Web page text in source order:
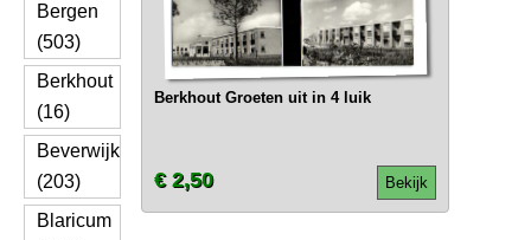
Bergen
(503)
Berkhout
(16)
Beverwijk
(203)
Blaricum
Berkhout Groeten uit in 4 luik
Bekijk
€ 2,50